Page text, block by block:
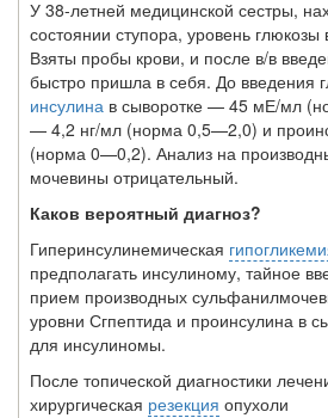
У 38-летней медицинской сестры,
состоянии ступора, уровень
Взяты пробы крови, и после в/в
быстро пришла в себя. До введения
инсулина в сы­воротке — 45 мЕ/мл
— 4,2 нг/мл (норма 0,5—2,0) и
(норма 0—0,2). Анализ на
мочевины отрицательный.
Каков вероятный диагноз?
Гиперинсулинемическая
предполагать инсулиному, тайное
прием производных
уровни Сгпептида и проинсулина в
для инсулиномы.
После топической диагностики
хирургическая резекция опухоли